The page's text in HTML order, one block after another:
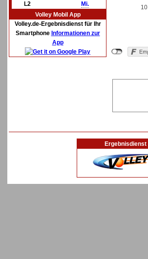
L2
Mi.
Volley Mobil App
Volley.de-Ergebnisdienst für Ihr
Smartphone Informationen zur
App
10
Ergebnisdienst